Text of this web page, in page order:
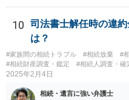
高は教えてくれると思います。
であれば、弁護士に相談し依頼
10
司法書士解任時の違
は？
#家族間の相続トラブル #相続放棄 #
#相続財産調査・鑑定
#相続人調査・確
2025年2月4日
相続・遺言に強い弁護士